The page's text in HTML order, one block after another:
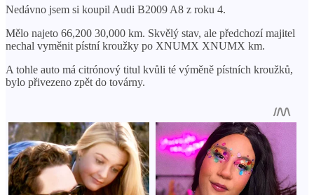
Nedávno jsem si koupil Audi B2009 A8 z roku 4.
Mělo najeto 66,200 30,000 km. Skvělý stav, ale předchozí majitel
nechal vyměnit pístní kroužky po XNUMX XNUMX km.
A tohle auto má citrónový titul kvůli té výměně pístních kroužků,
bylo přivezeno zpět do továrny.